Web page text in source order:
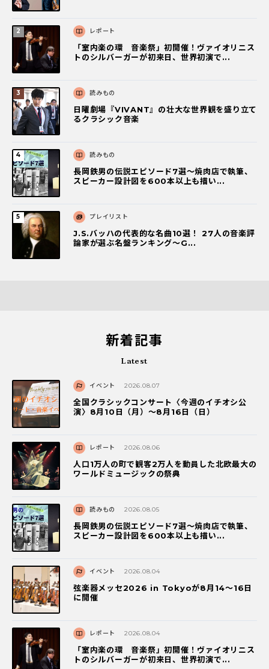
レポート
「室内楽の環 音楽祭」初開催！ヴァイオリニス
トのシルバーガーが初来日、世界初演で...
読みもの
日曜劇場『VIVANT』の壮大な世界観を盛り立て
るクラシック音楽
読みもの
長岡鉄男の伝説エピソード7選〜焼肉店で執筆、
スピーカー設計図を600本以上も描い...
プレイリスト
J.S.バッハの代表的な名曲10選！ 27人の音楽評
論家が選ぶ名盤ランキング〜G...
新着記事
Latest
イベント 2026.08.07
全国クラシックコンサート〈今週のイチオシ公
演〉8月10日（月）～8月16日（日）
レポート 2026.08.06
人口1万人の町で観客2万人を動員した北欧最大の
ワールドミュージックの祭典
読みもの 2026.08.05
長岡鉄男の伝説エピソード7選〜焼肉店で執筆、
スピーカー設計図を600本以上も描い...
イベント 2026.08.04
弦楽器メッセ2026 in Tokyoが8月14～16日
に開催
レポート 2026.08.04
「室内楽の環 音楽祭」初開催！ヴァイオリニス
トのシルバーガーが初来日、世界初演で...